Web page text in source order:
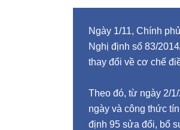
Ngày 1/11, Chính
Nghị định số 83/
thay đổi về cơ chế
Theo đó, từ ngày 2/
ngày và công thức
định 95 sửa đổi, bổ